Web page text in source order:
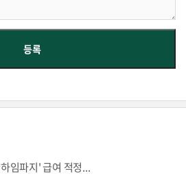
임파지' 급여 적정...